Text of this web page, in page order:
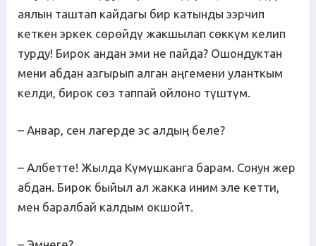
аялын таштап кайдагы бир катынды ээрчип
кеткен эркек сөрөйдү жакшылап сөккүм келип
турду! Бирок андан эми не пайда? Ошондуктан
мени абдан азгырып алган аңгемени уланткым
келди, бирок сөз таппай ойлоно түштүм.
– Анвар, сен лагерде эс алдың беле?
– Албетте! Жылда Күмүшканга барам. Сонун жер
абдан. Бирок быйыл ал жакка иним эле кетти,
мен баралбай калдым окшойт.